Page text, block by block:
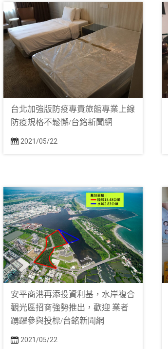
台北加強版防疫專責旅館專業上線
防疫規格不鬆懈/台銘新聞網
2021/05/22
安平商港再添投資利基，水岸複合
觀光區招商強勢推出，歡迎 業者
踴躍參與投標/台銘新聞網
2021/05/22